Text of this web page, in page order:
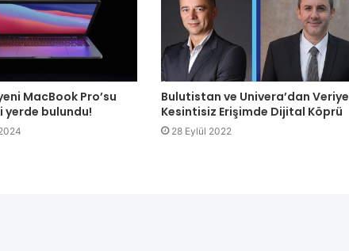
MacBook Pro’su
yerde bulundu!
Bulutistan ve Univera’dan Veriye
Kesintisiz Erişimde Dijital Köprü
28 Eylül 2022